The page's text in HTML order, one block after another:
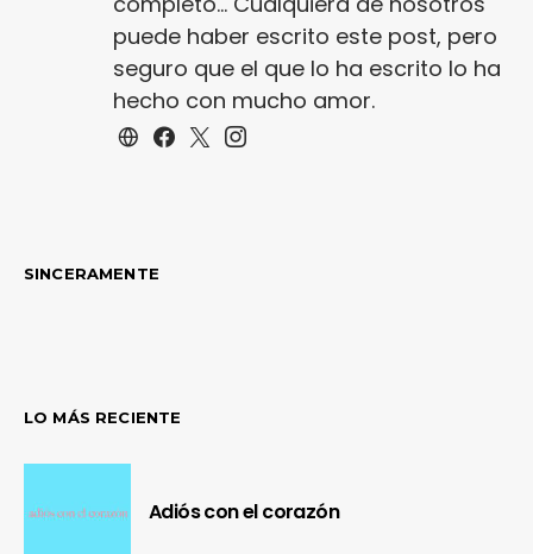
puede haber escrito este post, pero
seguro que el que lo ha escrito lo ha
hecho con mucho amor.
SINCERAMENTE
LO MÁS RECIENTE
Adiós con el corazón